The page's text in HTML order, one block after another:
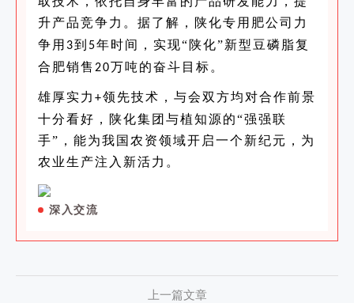
升产品竞争力。 据了解，陕化专用肥公司 力
争用 3到 5年时间，实现“陕化”新型豆磷脂复
合肥销售 20万吨的奋斗目标。
雄厚实力 +领先技术，与会双方均对合作前景
十分看好，陕化集团与植知源的“强强联
手”，能为我国农资领域开启一个新纪元，为
农业生产注入新活力。
深入交流
上一篇文章